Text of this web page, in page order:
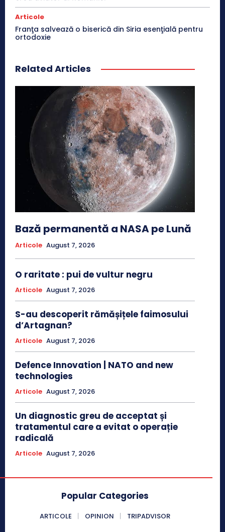
Articole
Franţa salvează o biserică din Siria esenţială pentru
ortodoxie
Related Articles
Bază permanentă a NASA pe Lună
Articole August 7, 2026
O raritate : pui de vultur negru
Articole August 7, 2026
S-au descoperit rămășițele faimosului
d’Artagnan?
Articole August 7, 2026
Defence Innovation | NATO and new
technologies
Articole August 7, 2026
Un diagnostic greu de acceptat și
tratamentul care a evitat o operație
radicală
Articole August 7, 2026
Popular Categories
ARTICOLE OPINION TRIPADVISOR